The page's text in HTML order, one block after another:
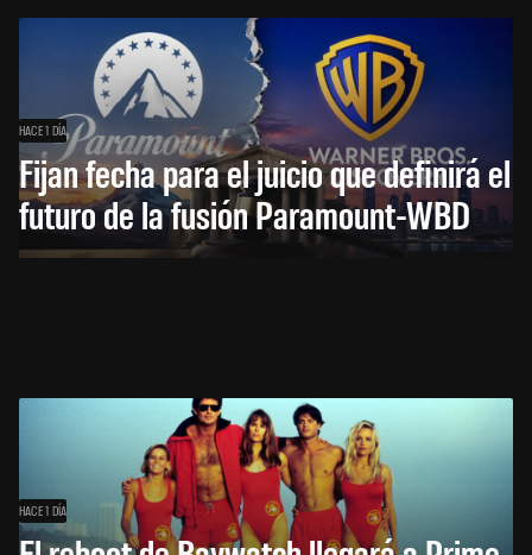
HACE 1 DÍA
Fijan fecha para el juicio que definirá el
futuro de la fusión Paramount-WBD
HACE 1 DÍA